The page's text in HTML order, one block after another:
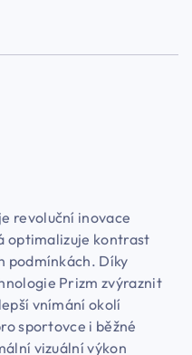
revoluční inovace
optimalizuje kontrast
podmínkách. Díky
Prizm zvýraznit
vnímání okolí
sportovce i běžné
vizuální výkon